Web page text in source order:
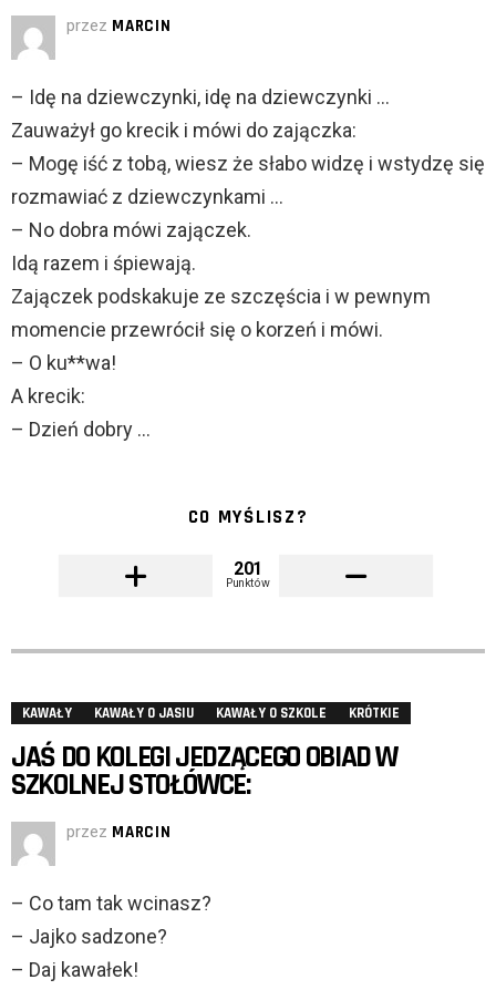
przez MARCIN
– Idę na dziewczynki, idę na dziewczynki …
Zauważył go krecik i mówi do zajączka:
– Mogę iść z tobą, wiesz że słabo widzę i wstydzę się
rozmawiać z dziewczynkami …
– No dobra mówi zajączek.
Idą razem i śpiewają.
Zajączek podskakuje ze szczęścia i w pewnym
momencie przewrócił się o korzeń i mówi.
– O ku**wa!
A krecik:
– Dzień dobry …
CO MYŚLISZ?
201
Punktów
KAWAŁY KAWAŁY O JASIU KAWAŁY O SZKOLE KRÓTKIE
JAŚ DO KOLEGI JEDZĄCEGO OBIAD W
SZKOLNEJ STOŁÓWCE:
przez MARCIN
– Co tam tak wcinasz?
– Jajko sadzone?
– Daj kawałek!